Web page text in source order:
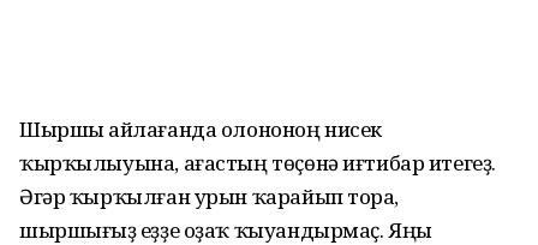
Шыршы һайлағанда олононоң нисек
ҡырҡылыуына, ағастың төҫөнә иғтибар итегеҙ.
Әгәр ҡырҡылған урын ҡарайып торһа,
шыршығыҙ һеҙҙе оҙаҡ ҡыуандырмаҫ. Яңы